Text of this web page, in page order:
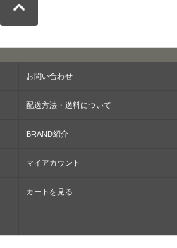
お問い合わせ
配送方法・送料について
BRAND紹介
マイアカウント
カートを見る